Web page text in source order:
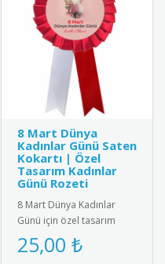
8 Mart Dünya
Kadınlar Günü Saten
Kokartı | Özel
Tasarım Kadınlar
Günü Rozeti
8 Mart Dünya Kadınlar
Günü için özel tasarım
saten kokart.Yüksek kaliteli
kadife dokulu saten
25,00 ₺